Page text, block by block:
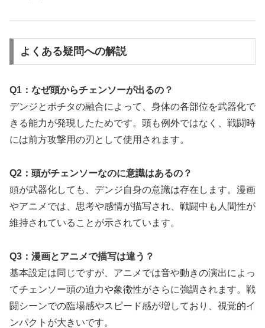
よくある疑問への解説
Q1：なぜ頭からチェンソーが出るの？
デンジとポチタの融合によって、身体の各部位を武器化で
きる能力が発現したためです。頭も例外ではなく、戦闘時
には前方攻撃用の刃として使用されます。
Q2：頭がチェンソーなのに意識はあるの？
頭が武器化しても、デンジ自身の意識は存在します。漫画
やアニメでは、思考や感情が描写され、戦闘中も人間性が
維持されていることが示されています。
Q3：漫画とアニメで描写は違う？
基本設定は同じですが、アニメでは音や動きの演出によっ
てチェンソー頭の迫力や象徴性がさらに強調されます。戦
闘シーンでの臨場感やスピード感が増しており、視覚的イ
ンパクトが大きいです。